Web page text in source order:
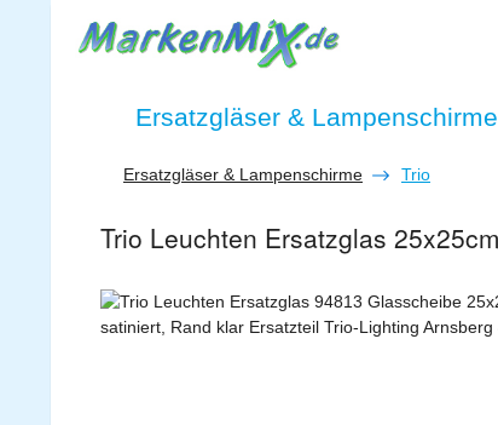
Hauptinhalt springen
Zur Suche springen
Zur Hauptnavigation springen
Ersatzgläser & Lampenschirme
Ersatzgläser & Lampenschirme Trio
Trio Leuchten Ersatzglas
Bildergalerie überspringen